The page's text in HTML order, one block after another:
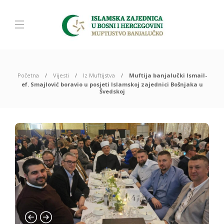
Početna Vijesti Iz Muftijstva
Muftija banjalučki Ismail-
ef. Smajlović boravio u posjeti Islamskoj zajednici Bošnjaka u
Švedskoj